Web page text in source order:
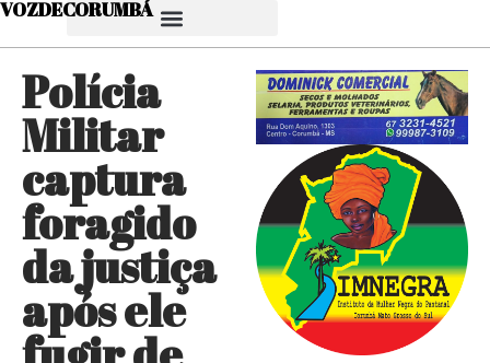
VOZDECORUMBÁ
Polícia
Militar
captura
foragido
da justiça
após ele